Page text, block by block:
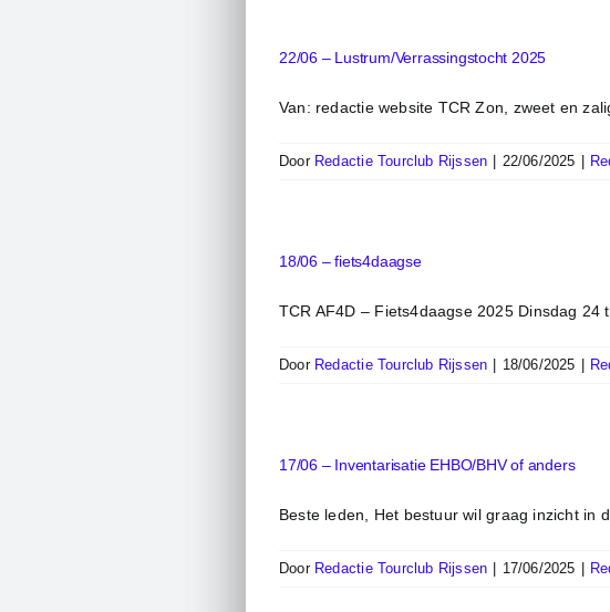
22/06 – Lustrum/Verrassingstocht 2025
Van: redactie website TCR Zon, zweet en
Door Redactie Tourclub Rijssen 22/06/2025
18/06 – fiets4daagse
TCR AF4D – Fiets4daagse 2025 Dinsdag 24
Door Redactie Tourclub Rijssen 18/06/2025
17/06 – Inventarisatie EHBO/BHV of anders
Beste leden, Het bestuur wil graag inzicht in
Door Redactie Tourclub Rijssen 17/06/2025